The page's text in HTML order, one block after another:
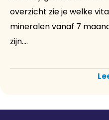
overzicht zie je welke
mineralen vanaf 7
zijn....